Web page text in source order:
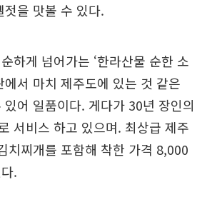
을 맛볼 수 있다.
하게 넘어가는 ‘한라산물 순한 소
에서 마치 제주도에 있는 것 같은
어 일품이다. 게다가 30년 장인의
서비스 하고 있으며. 최상급 제주
치찌개를 포함해 착한 가격 8,000
.